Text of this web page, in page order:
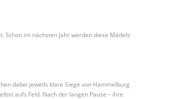
im nächsten Jahr werden diese Mädels
dabei jeweils klare Siege von Hammelburg
aufs Feld. Nach der langen Pause – ihre